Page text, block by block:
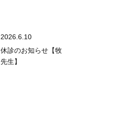
休診のお知らせ【牧
先生】
2026.6.10